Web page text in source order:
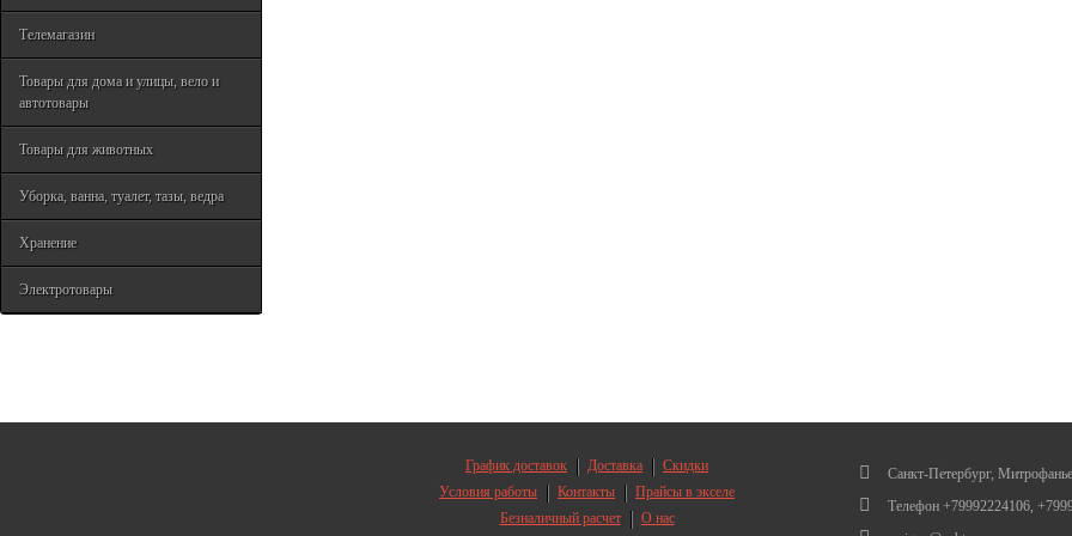
Телемагазин
Товары для дома и улицы, вело и
автотовары
Товары для животных
Уборка, ванна, туалет, тазы, ведра
Хранение
Электротовары
График доставок Доставка
Скидки
Условия работы
Контакты
Прайсы в экселе
Безналичный расчет
О нас
Санкт-Петербург,
Телефон +79992224106,